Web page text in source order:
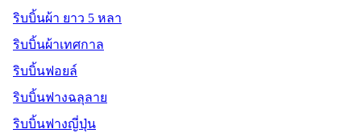
ริบบิ้นผ้า ยาว 5 หลา
ริบบิ้นผ้าเทศกาล
ริบบิ้นฟอยล์
ริบบิ้นฟางฉลุลาย
ริบบิ้นฟางญี่ปุ่น